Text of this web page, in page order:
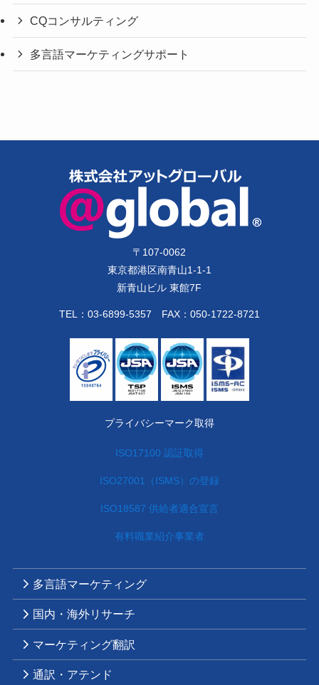
CQコンサルティング
多言語マーケティングサポート
〒 107-0062
東京都港区南青山1-1-1
新青山ビル 東館7F
TEL： 03-6899-5357 FAX：050-1722-8721
プライバシーマーク取得
ISO17100 認証取得
ISO27001（ISMS）の登録
ISO18587 供給者適合宣言
有料職業紹介事業者
多言語マーケティング
国内・海外リサーチ
マーケティング翻訳
通訳・アテンド